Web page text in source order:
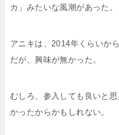
カ」みたいな風潮があった。
アニキは、2014年くらいか
だが、興味が無かった。
むしろ、参入しても良いと
かったからかもしれない。